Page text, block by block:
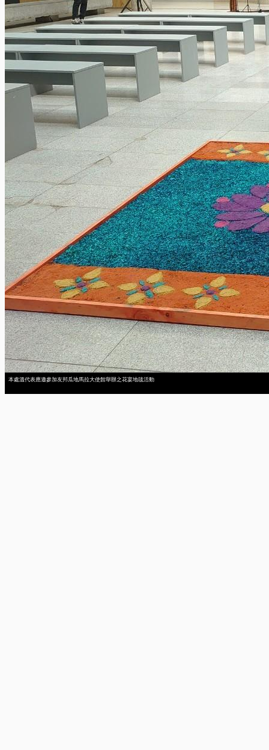
本處溫代表應邀參加友邦瓜地馬拉大使館舉辦之花宴地毯活動